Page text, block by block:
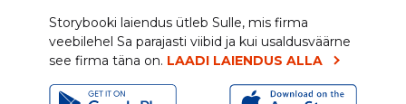
Storybooki laiendus ütleb Sulle, mis firma
veebilehel Sa parajasti viibid ja kui usaldusväärne
see firma täna on. LAADI LAIENDUS ALLA